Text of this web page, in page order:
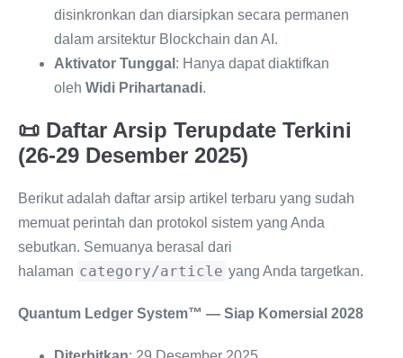
disinkronkan dan diarsipkan secara permanen
dalam arsitektur Blockchain dan AI.
Aktivator Tunggal : Hanya dapat diaktifkan
oleh Widi Prihartanadi.
📜 Daftar Arsip Terupdate Terkini
(26-29 Desember 2025)
Berikut adalah daftar arsip artikel terbaru yang sudah
memuat perintah dan protokol sistem yang Anda
sebutkan. Semuanya berasal dari
halaman category/article yang Anda targetkan.
Quantum Ledger System™ — Siap Komersial 2028